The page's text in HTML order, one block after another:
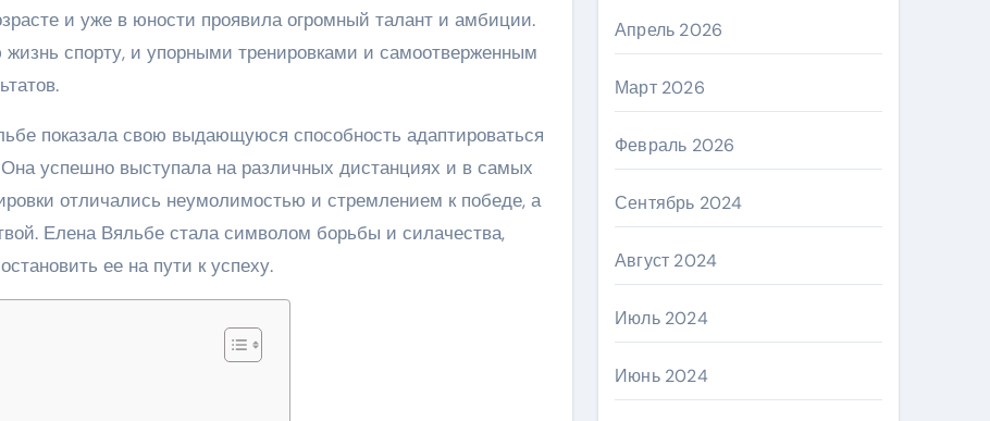
и уже в юности проявила огромный талант и амбиции.
спорту, и упорными тренировками и самоотверженным
показала свою выдающуюся способность адаптироваться
успешно выступала на различных дистанциях и в самых
отличались неумолимостью и стремлением к победе, а
Елена Вяльбе стала символом борьбы и силачества,
ее на пути к успеху.
Апрель 2026
Март 2026
Февраль 2026
Сентябрь 2024
Август 2024
Июль 2024
Июнь 2024